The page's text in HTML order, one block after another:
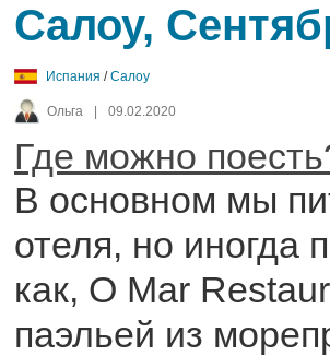
Салоу,
Испания /Салоу
Ольга 09.02.2020
Где можно
В основном мы
отеля, но иногда
как, O Mar
паэльей из